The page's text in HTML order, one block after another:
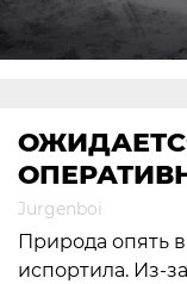
Jurgenboi
Природа опять
испортила. Из-